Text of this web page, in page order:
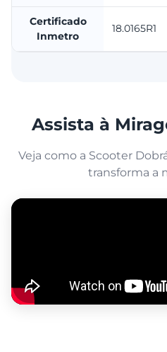
Certificado
Inmetro
18.0165R1
Assista à
Veja como a Scooter
transforma a